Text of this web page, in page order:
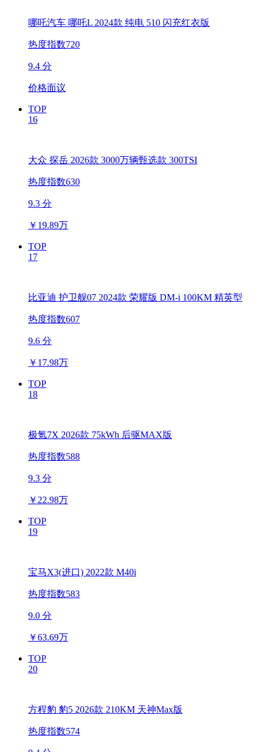
哪吒汽车 哪吒L 2024款 纯电 510 闪充红衣版
热度指数720
9.4 分
价格面议
TOP
16
大众 探岳 2026款 3000万辆甄选款 300TSI
热度指数630
9.3 分
￥ 19.89万
TOP
17
比亚迪 护卫舰07 2024款 荣耀版 DM-i 100KM 精英型
热度指数607
9.6 分
￥ 17.98万
TOP
18
极氪7X 2026款 75kWh 后驱MAX版
热度指数588
9.3 分
￥ 22.98万
TOP
19
宝马X3(进口) 2022款 M40i
热度指数583
9.0 分
￥63.69万
TOP
20
方程豹 豹5 2026款 210KM 天神Max版
热度指数574